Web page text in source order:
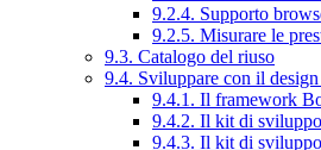
9.2.4. Supporto
9.2.5. Misurare le
9.3. Catalogo del riuso
9.4. Sviluppare con il
9.4.1. Il framework
9.4.2. Il kit di
9.4.3. Il kit di